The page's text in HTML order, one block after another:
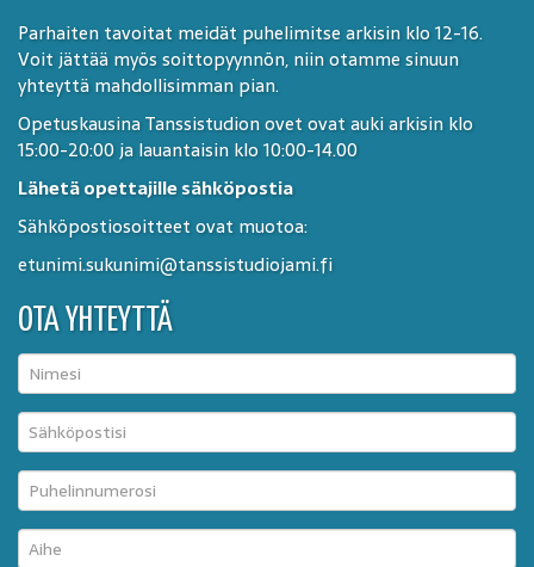
Parhaiten tavoitat meidät puhelimitse arkisin klo 12-16.
Voit jättää myös soittopyynnön, niin otamme sinuun
yhteyttä mahdollisimman pian.
Opetuskausina Tanssistudion ovet ovat auki arkisin klo
15:00-20:00 ja lauantaisin klo 10:00-14.00
Lähetä opettajille sähköpostia
Sähköpostiosoitteet ovat muotoa:
etunimi.sukunimi@tanssistudiojami.fi
OTA YHTEYTTÄ